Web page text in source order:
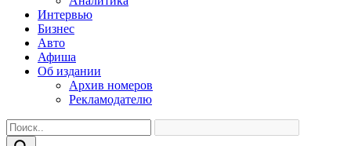
Интервью
Бизнес
Авто
Афиша
Об издании
Архив номеров
Рекламодателю